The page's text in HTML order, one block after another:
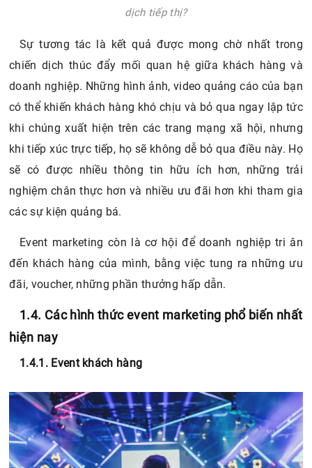
dịch tiếp thị?
Sự tương tác là kết quả được mong chờ nhất trong
chiến dịch thúc đẩy mối quan hệ giữa khách hàng và
doanh nghiệp. Những hình ảnh, video quảng cáo của bạn
có thể khiến khách hàng khó chịu và bỏ qua ngay lập tức
khi chúng xuất hiện trên các trang mạng xã hội, nhưng
khi tiếp xúc trực tiếp, họ sẽ không dễ bỏ qua điều này. Họ
sẽ có được nhiều thông tin hữu ích hơn, những trải
nghiệm chân thực hơn và nhiều ưu đãi hơn khi tham gia
các sự kiện quảng bá.
Event marketing còn là cơ hội để doanh nghiệp tri ân
đến khách hàng của mình, bằng việc tung ra những ưu
đãi, voucher, những phần thưởng hấp dẫn.
1.4. Các hình thức event marketing phổ biến nhất
hiện nay
1.4.1. Event khách hàng